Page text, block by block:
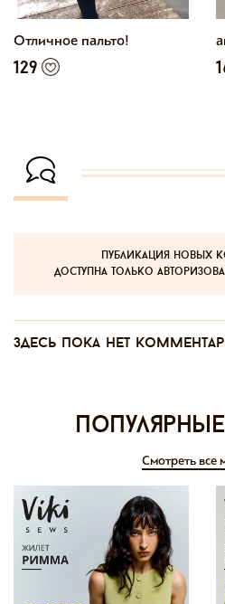
Отличное пальто!
129
публикация новых
доступна только
Здесь пока нет
Смотреть все